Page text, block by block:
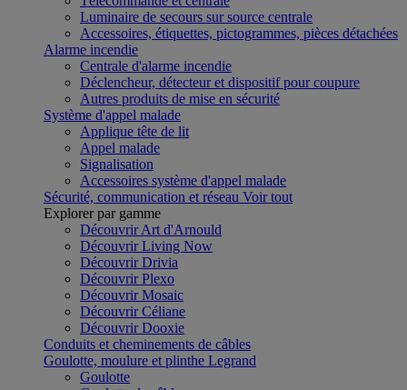
Luminaire de secours sur source centrale
Accessoires, étiquettes, pictogrammes, pièces détachées
Alarme incendie
Centrale d'alarme incendie
Déclencheur, détecteur et dispositif pour coupure
Autres produits de mise en sécurité
Système d'appel malade
Applique tête de lit
Appel malade
Signalisation
Accessoires système d'appel malade
Sécurité, communication et réseau Voir tout
Explorer par gamme
Découvrir Art d'Arnould
Découvrir Living Now
Découvrir Drivia
Découvrir Plexo
Découvrir Mosaic
Découvrir Céliane
Découvrir Dooxie
Conduits et cheminements de câbles
Goulotte, moulure et plinthe Legrand
Goulotte